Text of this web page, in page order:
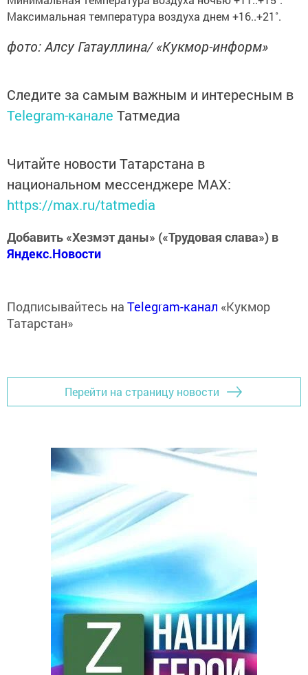
Максимальная температура воздуха днем +16..+21˚.
фото: Алсу Гатауллина/ «Кукмор-информ»
Следите за самым важным и интересным в
Telegram-канале Татмедиа
Читайте новости Татарстана в
национальном мессенджере MАХ:
https://max.ru/tatmedia
Добавить «Хезмэт даны» («Трудовая слава») в
Яндекс.Новости
Подписывайтесь на Telegram-канал «Кукмор
Татарстан»
Перейти на страницу новости